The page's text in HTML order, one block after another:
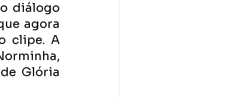
diálogo
agora
clipe. A
Glória